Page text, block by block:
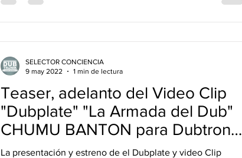
Teaser, adelanto del Video Clip
"Dubplate" "La Armada del Dub"
CHUMU BANTON para Dubtronik
Sound
La presentación y estreno de el Dubplate y video Clip
SELECTOR CONCIENCIA
9 may 2022
1 min de lectura